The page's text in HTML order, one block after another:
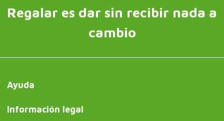
Regalar es dar sin recibir nada a
cambio
Ayuda
Información legal